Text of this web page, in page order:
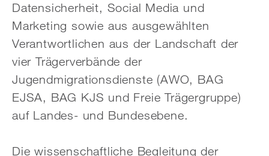
Datensicherheit, Social Media und
Marketing sowie aus ausgewählten
Verantwortlichen aus der Landschaft der
vier Trägerverbände der
Jugendmigrationsdienste (AWO, BAG
EJSA, BAG KJS und Freie Trägergruppe)
auf Landes- und Bundesebene.
Die wissenschaftliche Begleitung der